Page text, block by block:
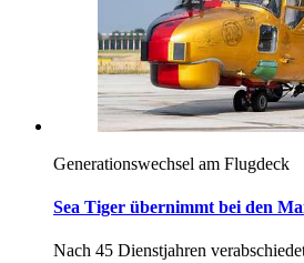
Generationswechsel am Flugdeck
Sea Tiger übernimmt bei den
Nach 45 Dienstjahren